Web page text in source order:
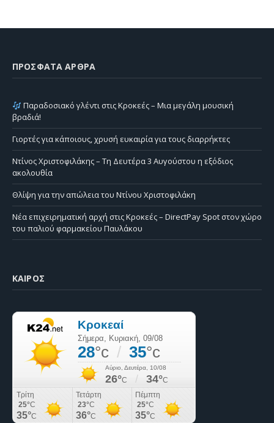
ΠΡΌΣΦΑΤΑ ΆΡΘΡΑ
Παραδοσιακό γλέντι στις Κροκεές – Μια μεγάλη μουσική
βραδιά!
Γιορτές για κάποιους, χρυσή ευκαιρία για τους διαρρήκτες
Ντίνος Χριστοφιλάκης – Τη Δευτέρα 3 Αυγούστου η εξόδιος
ακολουθία
Θλίψη για την απώλεια του Ντίνου Χριστοφιλάκη
Νέα επιχειρηματική αρχή στις Κροκεές – DirectPay Spot στον χώρο
του παλιού φαρμακείου Παυλάκου
ΚΑΙΡΌΣ